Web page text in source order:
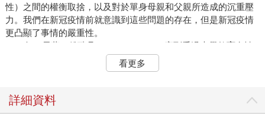
性）之間的權衡取捨，以及對於單身母親和父親所造成的沉重壓
力。我們在新冠疫情前就意識到這些問題的存在，但是新冠疫情
更凸顯了事情的嚴重性。
1963年，貝蒂．傅瑞丹（Betty Friedan）寫到受過大學教育女性
成為全職主婦的挫折感時提到，她們的問題「沒有名字」(has no
name)。60年後，大多數大學畢業女性都已步上事業軌道，但是
了橫向撞擊，停滯不前。她們也同樣有一個「沒有名字的問題」
看更多
詳細資料